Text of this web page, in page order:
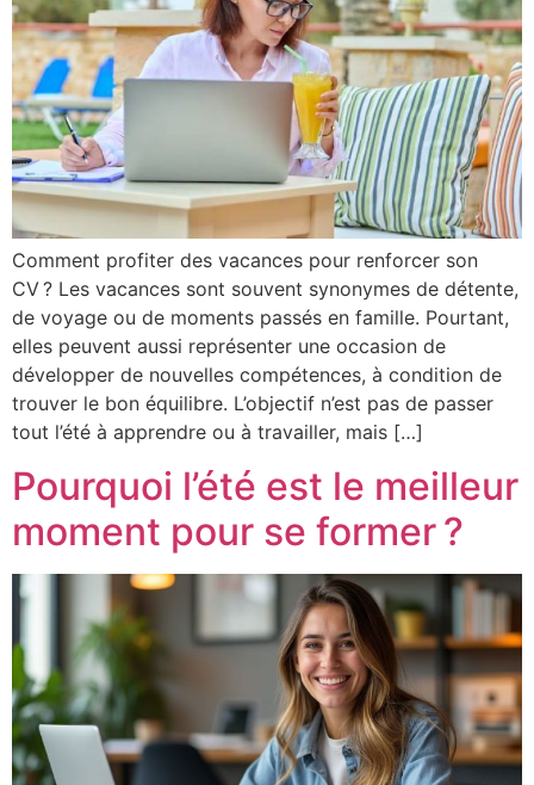
Comment profiter des vacances pour renforcer son
CV ? Les vacances sont souvent synonymes de détente,
de voyage ou de moments passés en famille. Pourtant,
elles peuvent aussi représenter une occasion de
développer de nouvelles compétences, à condition de
trouver le bon équilibre. L’objectif n’est pas de passer
tout l’été à apprendre ou à travailler, mais […]
Pourquoi l’été est le meilleur
moment pour se former ?